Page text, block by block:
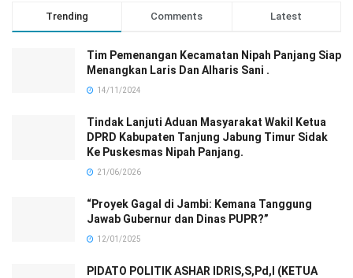
Trending Comments Latest
Tim Pemenangan Kecamatan Nipah Panjang Siap
Menangkan Laris Dan Alharis Sani .
14/11/2024
Tindak Lanjuti Aduan Masyarakat Wakil Ketua
DPRD Kabupaten Tanjung Jabung Timur Sidak
Ke Puskesmas Nipah Panjang.
21/06/2026
“Proyek Gagal di Jambi: Kemana Tanggung
Jawab Gubernur dan Dinas PUPR?”
12/01/2025
PIDATO POLITIK ASHAR IDRIS,S,Pd,I (KETUA